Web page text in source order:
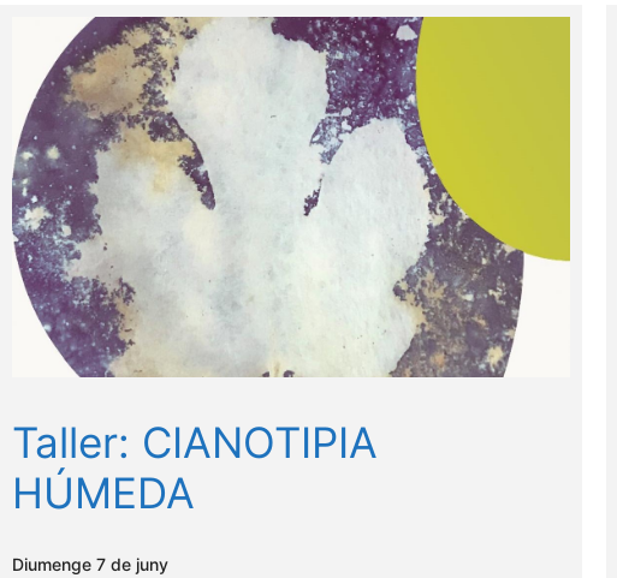
Taller: CIANOTIPIA
HÚMEDA
Diumenge 7 de juny